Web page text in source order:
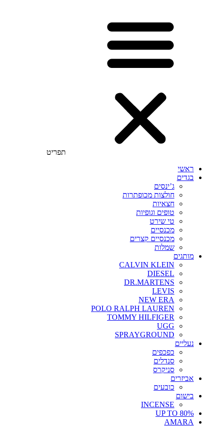
תפריט
ראשי
בגדים
ג’ינסים
חולצות מכופתרות
חצאיות
טופים וגופיות
טי שירט
מכנסיים
מכנסיים קצרים
שמלות
מותגים
CALVIN KLEIN
DIESEL
DR.MARTENS
LEVIS
NEW ERA
POLO RALPH LAUREN
TOMMY HILFIGER
UGG
SPRAYGROUND
נעליים
כפכפים
סנדלים
סניקרס
אביזרים
כובעים
בישום
INCENSE
UP TO 80%
AMARA